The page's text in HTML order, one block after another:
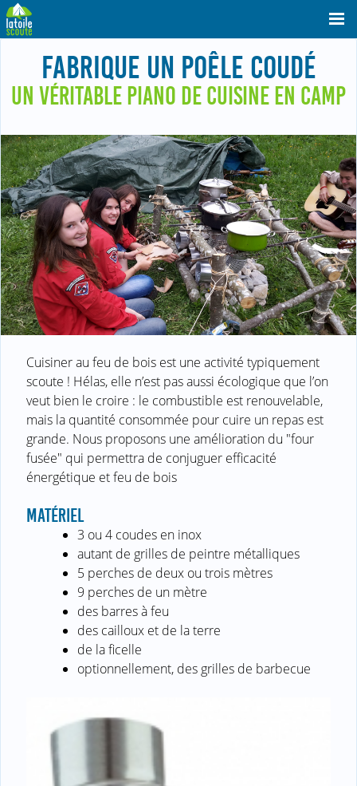
FABRIQUE UN POÊLE COUDÉ
UN VÉRITABLE PIANO DE CUISINE EN CAMP
Cuisiner au feu de bois est une activité typiquement
scoute ! Hélas, elle n’est pas aussi écologique que l’on
veut bien le croire : le combustible est renouvelable,
mais la quantité consommée pour cuire un repas est
grande. Nous proposons une amélioration du "four
fusée" qui permettra de conjuguer efficacité
énergétique et feu de bois
MATÉRIEL
3 ou 4 coudes en inox
autant de grilles de peintre métalliques
5 perches de deux ou trois mètres
9 perches de un mètre
des barres à feu
des cailloux et de la terre
de la ficelle
optionnellement, des grilles de barbecue